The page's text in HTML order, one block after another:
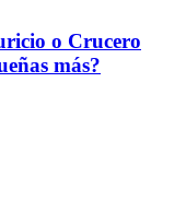
o Crucero
más?